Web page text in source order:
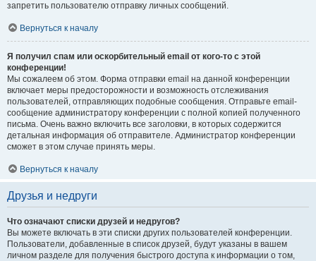
запретить пользователю отправку личных сообщений.
Вернуться к началу
Я получил спам или оскорбительный email от кого-то с этой
конференции!
Мы сожалеем об этом. Форма отправки email на данной конференции
включает меры предосторожности и возможность отслеживания
пользователей, отправляющих подобные сообщения. Отправьте email-
сообщение администратору конференции с полной копией полученного
письма. Очень важно включить все заголовки, в которых содержится
детальная информация об отправителе. Администратор конференции
сможет в этом случае принять меры.
Вернуться к началу
Друзья и недруги
Что означают списки друзей и недругов?
Вы можете включать в эти списки других пользователей конференции.
Пользователи, добавленные в список друзей, будут указаны в вашем
личном разделе для получения быстрого доступа к информации о том,